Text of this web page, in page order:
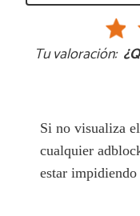
Tu valoración:
Si no visualiza
cualquier
estar impidiendo